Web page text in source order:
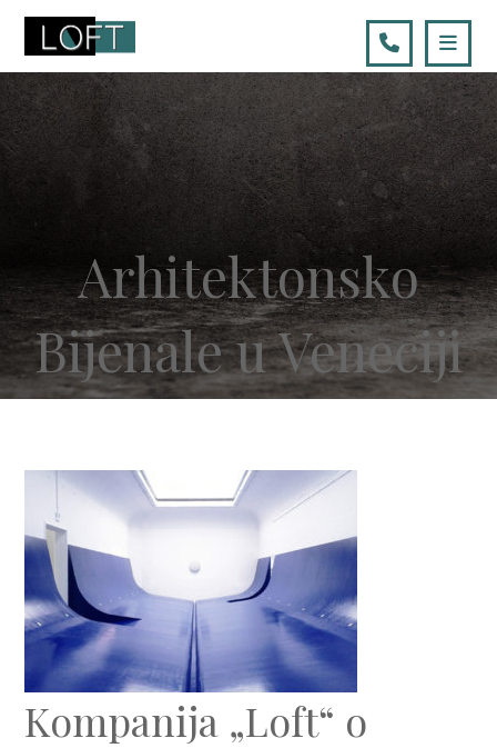
Arhitektonsko
Bijenale u Veneciji
Kompanija „Loft“ o